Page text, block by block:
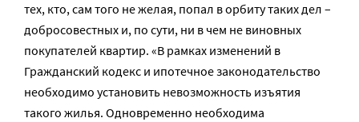
тех, кто, сам того не желая, попал в орбиту таких дел –
добросовестных и, по сути, ни в чем не виновных
покупателей квартир. «В рамках изменений в
Гражданский кодекс и ипотечное законодательство
необходимо установить невозможность изъятия
такого жилья. Одновременно необходима